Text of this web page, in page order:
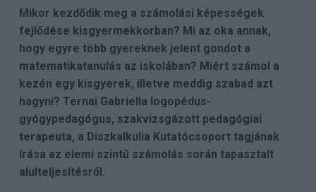
Mikor kezdődik meg a számolási képességek
fejlődése kisgyermekkorban? Mi az oka annak,
hogy egyre több gyereknek jelent gondot a
matematikatanulás az iskolában? Miért számol a
kezén egy kisgyerek, illetve meddig szabad azt
hagyni? Ternai Gabriella logopédus-
gyógypedagógus, szakvizsgázott pedagógiai
terapeuta, a Diszkalkulia Kutatócsoport tagjának
írása az elemi szintű számolás során tapasztalt
alulteljesítésről.